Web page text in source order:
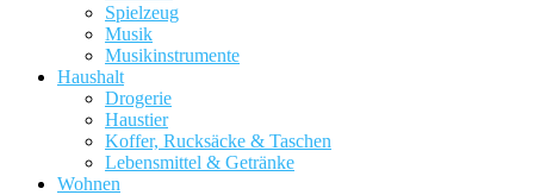
Spielzeug
Musik
Musikinstrumente
Haushalt
Drogerie
Haustier
Koffer, Rucksäcke & Taschen
Lebensmittel & Getränke
Wohnen